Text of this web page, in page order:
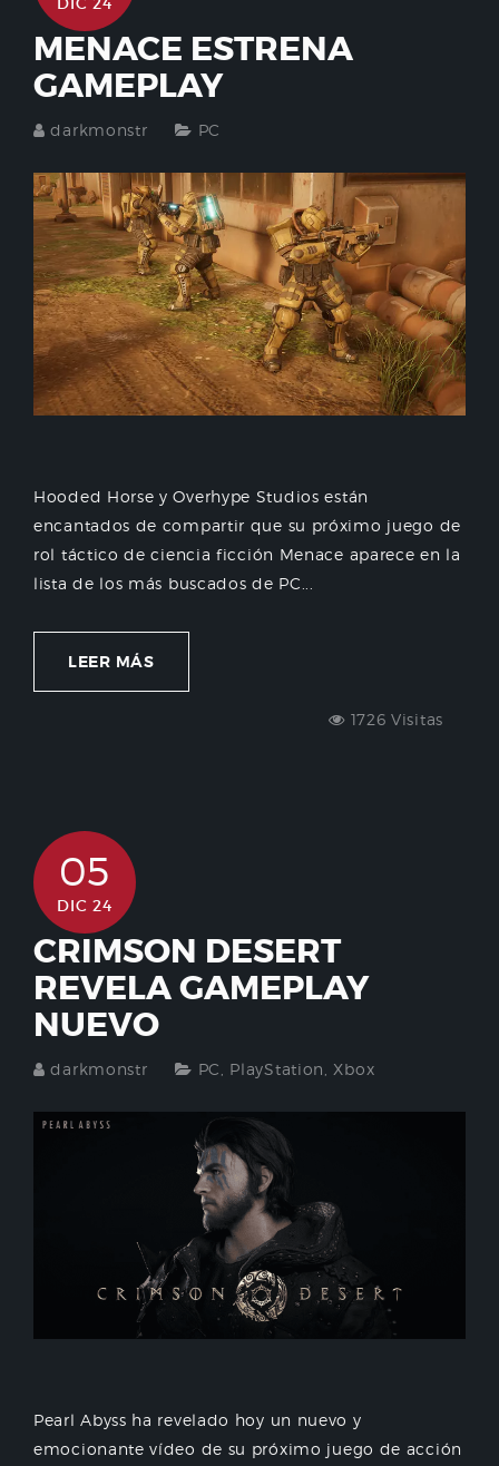
MENACE ESTRENA
GAMEPLAY
darkmonstr PC
Hooded Horse y Overhype Studios están
encantados de compartir que su próximo juego de
rol táctico de ciencia ficción Menace aparece en la
lista de los más buscados de PC...
LEER MÁS
1726 Visitas
05
DIC 24
CRIMSON DESERT
REVELA GAMEPLAY
NUEVO
darkmonstr PC, PlayStation,Xbox
Pearl Abyss ha revelado hoy un nuevo y
emocionante vídeo de su próximo juego de acción